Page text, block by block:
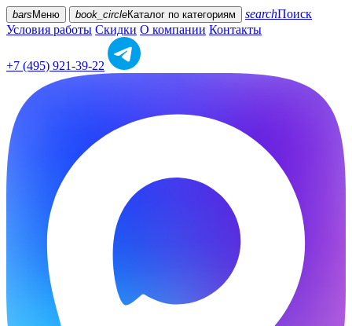
bars Меню book_circleКаталог по категориям searchПоиск
Условия работы Скидки О компании Контакты
+7 (495) 921-39-22